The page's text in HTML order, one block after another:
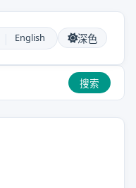
English 深色
搜索